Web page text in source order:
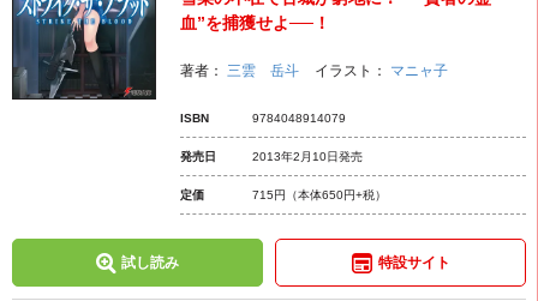
血”を捕獲せよ──！
著者： 三雲 岳斗 イラスト： マニャ子
ISBN 9784048914079
発売日 2013年2月10日発売
定価 715円 （本体650円+税）
試し読み 特設サイト